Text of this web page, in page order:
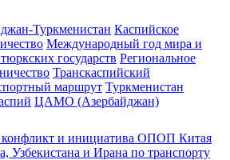
Туркменистан Каспийское
Международный год мира и
государств Региональное
Транскаспийский
маршрут Туркменистан
ЦАМО (Азербайджан)
конфликт и инициатива ОПОП Китая
Узбекистана и Ирана по транспорту